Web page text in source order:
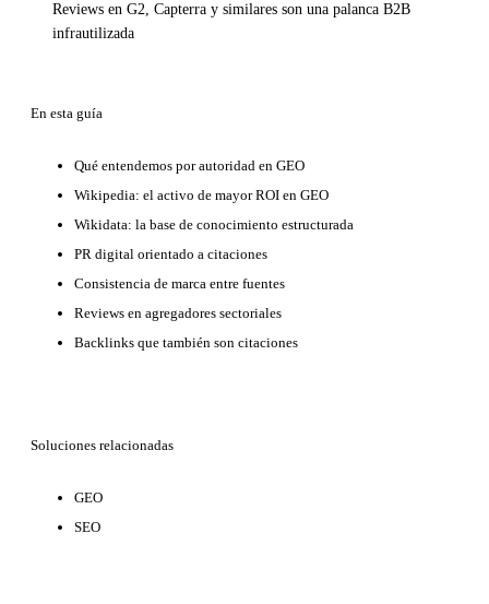
Reviews en G2, Capterra y similares son una palanca B2B
infrautilizada
En esta guía
Qué entendemos por autoridad en GEO
Wikipedia: el activo de mayor ROI en GEO
Wikidata: la base de conocimiento estructurada
PR digital orientado a citaciones
Consistencia de marca entre fuentes
Reviews en agregadores sectoriales
Backlinks que también son citaciones
Soluciones relacionadas
GEO
SEO